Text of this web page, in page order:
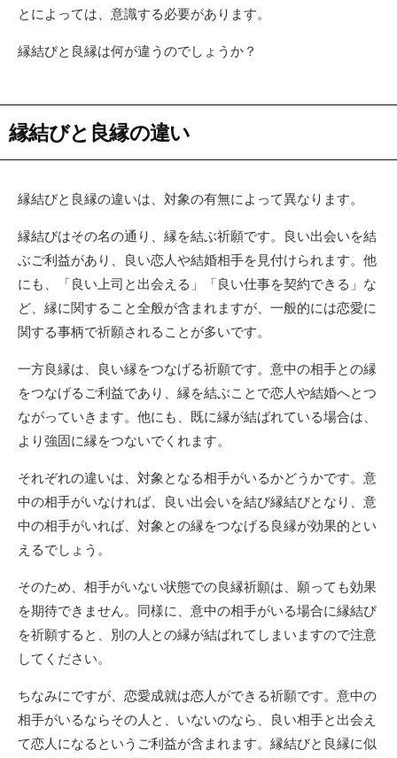
とによっては、意識する必要があります。
縁結びと良縁は何が違うのでしょうか？
縁結びと良縁の違い
縁結びと良縁の違いは、対象の有無によって異なります。
縁結びはその名の通り、縁を結ぶ祈願です。良い出会いを結
ぶご利益があり、良い恋人や結婚相手を見付けられます。他
にも、「良い上司と出会える」「良い仕事を契約できる」な
ど、縁に関すること全般が含まれますが、一般的には恋愛に
関する事柄で祈願されることが多いです。
一方良縁は、良い縁をつなげる祈願です。意中の相手との縁
をつなげるご利益であり、縁を結ぶことで恋人や結婚へとつ
ながっていきます。他にも、既に縁が結ばれている場合は、
より強固に縁をつないでくれます。
それぞれの違いは、対象となる相手がいるかどうかです。意
中の相手がいなければ、良い出会いを結び縁結びとなり、意
中の相手がいれば、対象との縁をつなげる良縁が効果的とい
えるでしょう。
そのため、相手がいない状態での良縁祈願は、願っても効果
を期待できません。同様に、意中の相手がいる場合に縁結び
を祈願すると、別の人との縁が結ばれてしまいますので注意
してください。
ちなみにですが、恋愛成就は恋人ができる祈願です。意中の
相手がいるならその人と、いないのなら、良い相手と出会え
て恋人になるというご利益が含まれます。縁結びと良縁に似